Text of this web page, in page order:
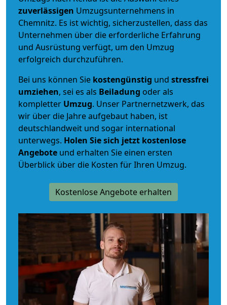
zuverlässigen Umzugsunternehmens in
Chemnitz. Es ist wichtig, sicherzustellen, dass das
Unternehmen über die erforderliche Erfahrung
und Ausrüstung verfügt, um den Umzug
erfolgreich durchzuführen.
Bei uns können Sie kostengünstig und stressfrei
umziehen, sei es als Beiladung oder als
kompletter Umzug. Unser Partnernetzwerk, das
wir über die Jahre aufgebaut haben, ist
deutschlandweit und sogar international
unterwegs. Holen Sie sich jetzt kostenlose
Angebote und erhalten Sie einen ersten
Überblick über die Kosten für Ihren Umzug.
Kostenlose Angebote erhalten